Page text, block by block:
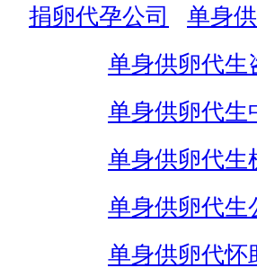
捐卵代孕公司
单身
单身供卵代生
单身供卵代生
单身供卵代生
单身供卵代生
单身供卵代怀